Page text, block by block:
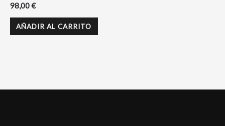
98,00€
AÑADIR AL CARRITO